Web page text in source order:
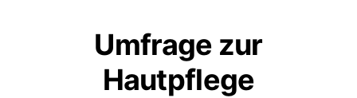
Umfrage zur
Hautpflege